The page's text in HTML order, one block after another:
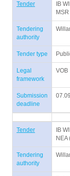
Tender
IB
Tendering
authority
Tender type
Legal
framework
VOB
Submission
deadline
Tender
IB
NEA
Tendering
authority